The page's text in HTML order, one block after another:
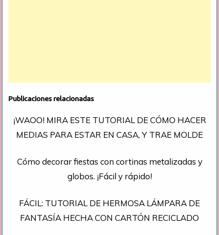
Publicaciones relacionadas
¡WAOO! MIRA ESTE TUTORIAL DE CÓMO HACER
MEDIAS PARA ESTAR EN CASA, Y TRAE MOLDE
Cómo decorar fiestas con cortinas metalizadas y
globos. ¡Fácil y rápido!
FÁCIL: TUTORIAL DE HERMOSA LÁMPARA DE
FANTASÍA HECHA CON CARTÓN RECICLADO